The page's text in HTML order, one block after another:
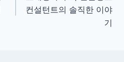
컨설턴트의 솔직한 이야
기